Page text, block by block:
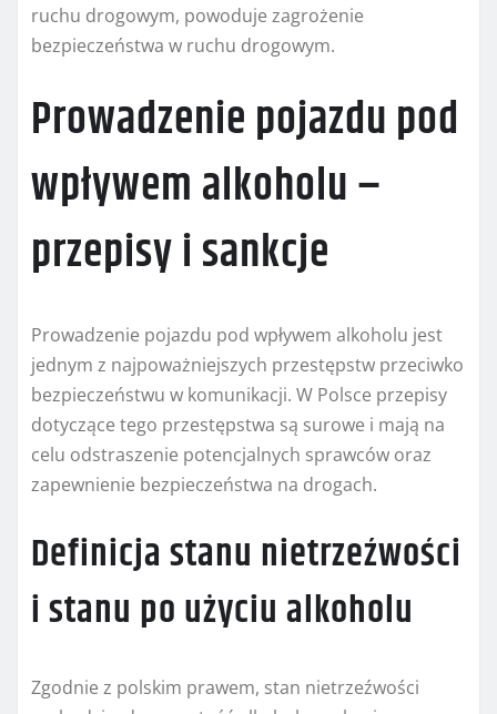
ruchu drogowym, powoduje zagrożenie
bezpieczeństwa w ruchu drogowym.
Prowadzenie pojazdu pod
wpływem alkoholu –
przepisy i sankcje
Prowadzenie pojazdu pod wpływem alkoholu jest
jednym z najpoważniejszych przestępstw przeciwko
bezpieczeństwu w komunikacji. W Polsce przepisy
dotyczące tego przestępstwa są surowe i mają na
celu odstraszenie potencjalnych sprawców oraz
zapewnienie bezpieczeństwa na drogach.
Definicja stanu nietrzeźwości
i stanu po użyciu alkoholu
Zgodnie z polskim prawem, stan nietrzeźwości